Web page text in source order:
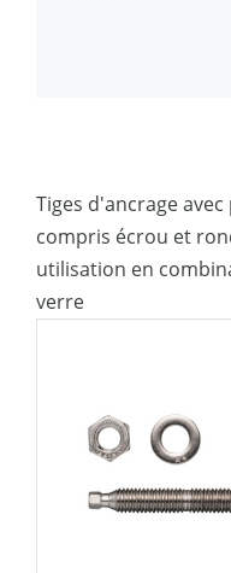
Tiges d'ancrage
compris écrou et
utilisation en
verre